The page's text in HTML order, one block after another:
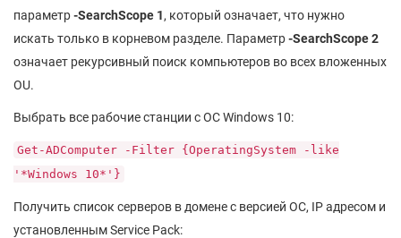
параметр-SearchScope 1, который означает, что нужно
искать только в корневом разделе. Параметр-SearchScope 2
означает рекурсивный поиск компьютеров во всех вложенных
OU.
Выбрать все рабочие станции с ОС Windows 10:
Get-ADComputer -Filter {OperatingSystem -like
'*Windows 10*'}
Получить список серверов в домене с версией ОС, IP адресом и
установленным Service Pack: